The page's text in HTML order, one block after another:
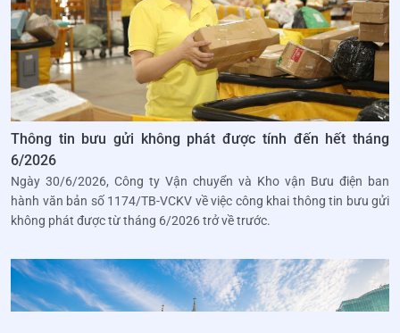
Thông tin bưu gửi không phát được tính đến hết tháng
6/2026
Ngày 30/6/2026, Công ty Vận chuyển và Kho vận Bưu điện ban
hành văn bản số 1174/TB-VCKV về việc công khai thông tin bưu gửi
không phát được từ tháng 6/2026 trở về trước.